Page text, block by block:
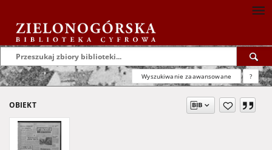
Wyszukiwanie zaawansowane ?
OBIEKT